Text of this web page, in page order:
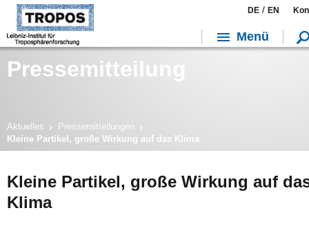
Pressemitteilung
Aktuelles
Pressemitteilungen
Kleine Partikel, große Wirkung auf das Klima
Kleine Partikel, große Wirkung auf
Klima
DE / EN
Menü